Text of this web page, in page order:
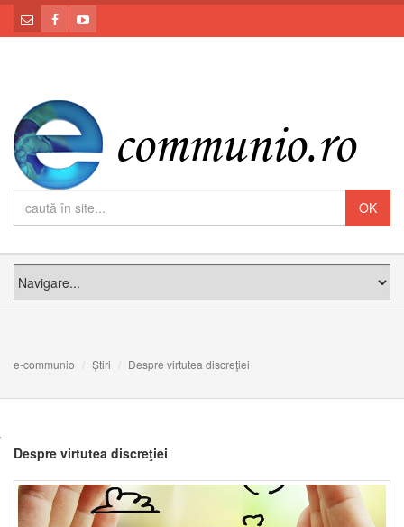
e-communio Știri Despre virtutea discreţiei
Despre virtutea discreţiei